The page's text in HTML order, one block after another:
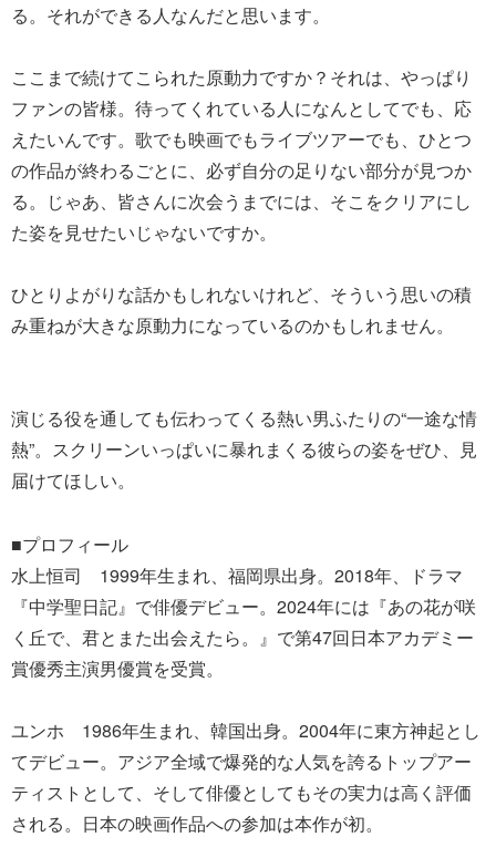
る。それができる人なんだと思います。
ここまで続けてこられた原動力ですか？それは、やっぱり
ファンの皆様。待ってくれている人になんとしてでも、応
えたいんです。歌でも映画でもライブツアーでも、ひとつ
の作品が終わるごとに、必ず自分の足りない部分が見つか
る。じゃあ、皆さんに次会うまでには、そこをクリアにし
た姿を見せたいじゃないですか。
ひとりよがりな話かもしれないけれど、そういう思いの積
み重ねが大きな原動力になっているのかもしれません。
演じる役を通しても伝わってくる熱い男ふたりの“一途な情
熱”。スクリーンいっぱいに暴れまくる彼らの姿をぜひ、見
届けてほしい。
■プロフィール
水上恒司 1999年生まれ、福岡県出身。2018年、ドラマ
『中学聖日記』で俳優デビュー。2024年には『あの花が咲
く丘で、君とまた出会えたら。』で第47回日本アカデミー
賞優秀主演男優賞を受賞。
ユンホ 1986年生まれ、韓国出身。2004年に東方神起とし
てデビュー。アジア全域で爆発的な人気を誇るトップアー
ティストとして、そして俳優としてもその実力は高く評価
される。日本の映画作品への参加は本作が初。